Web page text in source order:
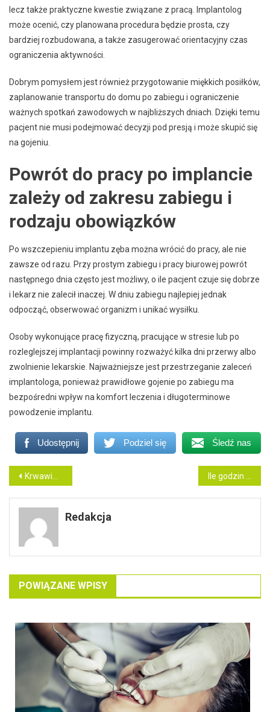
lecz także praktyczne kwestie związane z pracą. Implantolog
może ocenić, czy planowana procedura będzie prosta, czy
bardziej rozbudowana, a także zasugerować orientacyjny czas
ograniczenia aktywności.
Dobrym pomysłem jest również przygotowanie miękkich posiłków,
zaplanowanie transportu do domu po zabiegu i ograniczenie
ważnych spotkań zawodowych w najbliższych dniach. Dzięki temu
pacjent nie musi podejmować decyzji pod presją i może skupić się
na gojeniu.
Powrót do pracy po implancie
zależy od zakresu zabiegu i
rodzaju obowiązków
Po wszczepieniu implantu zęba można wrócić do pracy, ale nie
zawsze od razu. Przy prostym zabiegu i pracy biurowej powrót
następnego dnia często jest możliwy, o ile pacjent czuje się dobrze
i lekarz nie zalecił inaczej. W dniu zabiegu najlepiej jednak
odpocząć, obserwować organizm i unikać wysiłku.
Osoby wykonujące pracę fizyczną, pracujące w stresie lub po
rozleglejszej implantacji powinny rozważyć kilka dni przerwy albo
zwolnienie lekarskie. Najważniejsze jest przestrzeganie zaleceń
implantologa, ponieważ prawidłowe gojenie po zabiegu ma
bezpośredni wpływ na komfort leczenia i długoterminowe
powodzenie implantu.
Udostępnij Podziel się Śledź nas
Nawigacja
wpisu
Krwawiące zęby – co może oznaczać ten objaw?
Redakcja
POWIĄZANE WPISY